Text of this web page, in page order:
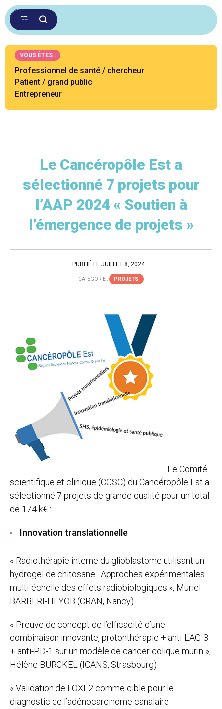
VOUS ÊTES :
Professionnel de santé / chercheur
Patient / grand public
Entrepreneur
Le Cancéropôle Est a
sélectionné 7 projets pour
l’AAP 2024 « Soutien à
l’émergence de projets »
PUBLIÉ LE JUILLET 8, 2024
CATÉGORIE : PROJETS
Le Comité
scientifique et clinique (COSC) du Cancéropôle Est a
sélectionné 7 projets de grande qualité pour un total
de 174 k€ :
Innovation translationnelle
« Radiothérapie interne du glioblastome utilisant un
hydrogel de chitosane : Approches expérimentales
multi-échelle des effets radiobiologiques », Muriel
BARBERI-HEYOB (CRAN, Nancy)
« Preuve de concept de l’efficacité d’une
combinaison innovante, protonthérapie + anti-LAG-3
+ anti-PD-1 sur un modèle de cancer colique murin »,
Hélène BURCKEL (ICANS, Strasbourg)
« Validation de LOXL2 comme cible pour le
diagnostic de l’adénocarcinome canalaire